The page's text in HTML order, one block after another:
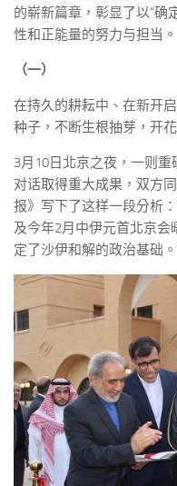
的崭新篇章，彰显了以“确
性和正能量的努力与担当。
（一）
在持久的耕耘中、在新开
种子，不断生根抽芽，开花
3月10日北京之夜，一则
对话取得重大成果，双方
报》写下了这样一段分析
及今年2月中伊元首北京
定了沙伊和解的政治基础。